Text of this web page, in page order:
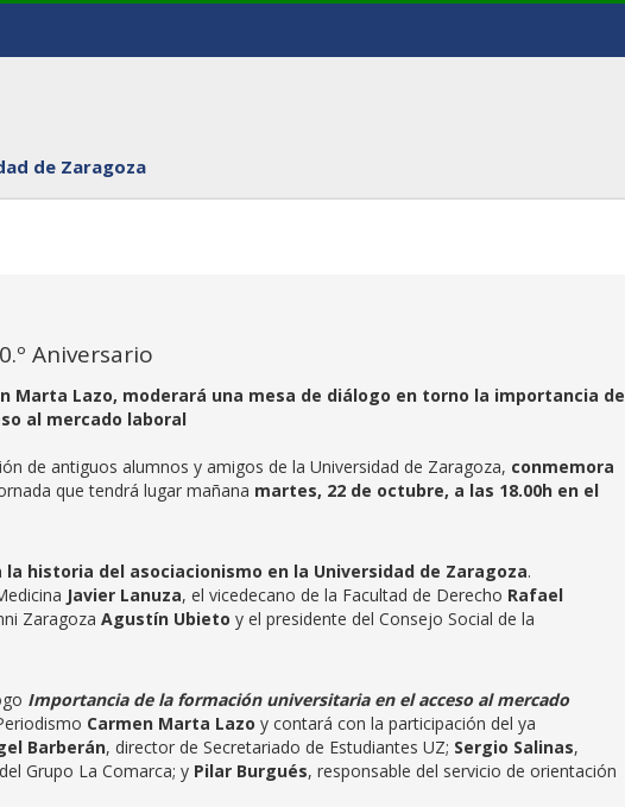
de Zaragoza
Aniversario
Marta Lazo, moderará una mesa de diálogo en torno la importancia de
al mercado laboral
de antiguos alumnos y amigos de la Universidad de Zaragoza, conmemora
que tendrá lugar mañana martes, 22 de octubre, a las 18.00h en el
la historia del asociacionismo en la Universidad de Zaragoza.
Javier Lanuza, el vicedecano de la Facultad de Derecho Rafael
Zaragoza Agustín Ubieto y el presidente del Consejo Social de la
Importancia de la formación universitaria en el acceso al mercado
Carmen Marta Lazo y contará con la participación del ya
Barberán, director de Secretariado de Estudiantes UZ; Sergio Salinas,
Grupo La Comarca; y Pilar Burgués, responsable del servicio de orientación